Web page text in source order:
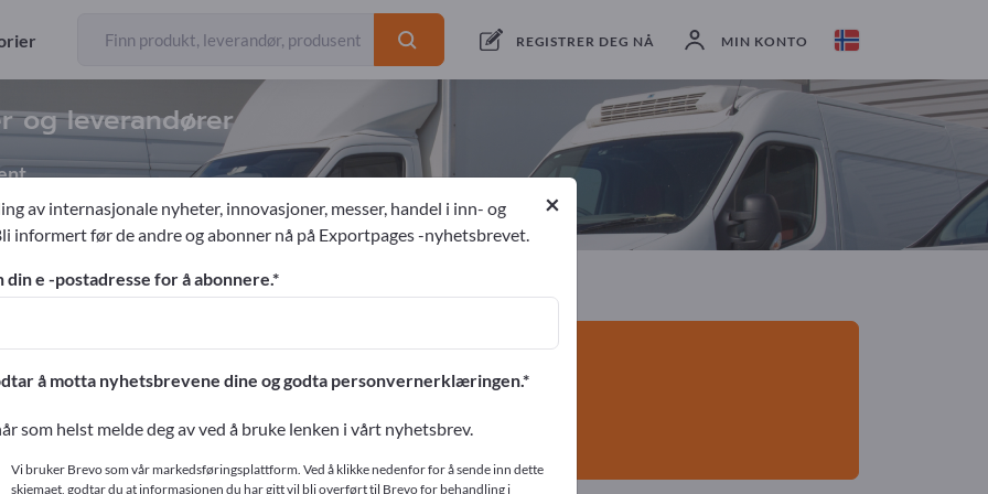
REGISTRER DEG NÅ MIN KONTO
og leverandører
eksportører Produsent
>> start her
på Exportpages.
×
av internasjonale nyheter, innovasjoner, messer, handel i inn- og
informert før de andre og abonner nå på Exportpages -nyhetsbrevet.
din e -postadresse for å abonnere.
å motta nyhetsbrevene dine og godta personvernerklæringen.
som helst melde deg av ved å bruke lenken i vårt nyhetsbrev.
Vi bruker Brevo som vår markedsføringsplattform. Ved å klikke nedenfor for å sende inn dette
skjemaet, godtar du at informasjonen du har gitt vil bli overført til Brevo for behandling i